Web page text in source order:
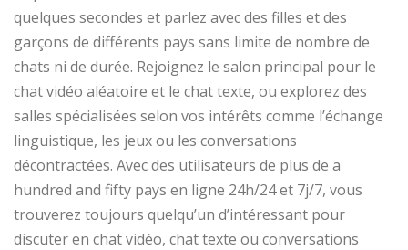
quelques secondes et parlez avec des filles et des
garçons de différents pays sans limite de nombre de
chats ni de durée. Rejoignez le salon principal pour le
chat vidéo aléatoire et le chat texte, ou explorez des
salles spécialisées selon vos intérêts comme l’échange
linguistique, les jeux ou les conversations
décontractées. Avec des utilisateurs de plus de a
hundred and fifty pays en ligne 24h/24 et 7j/7, vous
trouverez toujours quelqu’un d’intéressant pour
discuter en chat vidéo, chat texte ou conversations